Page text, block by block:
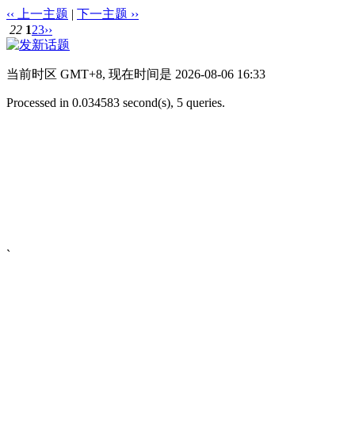
‹‹ 上一主题 | 下一主题 ››
22 123››
当前时区 GMT+8, 现在时间是 2026-08-06 16:33
Processed in 0.034583 second(s), 5 queries.
`